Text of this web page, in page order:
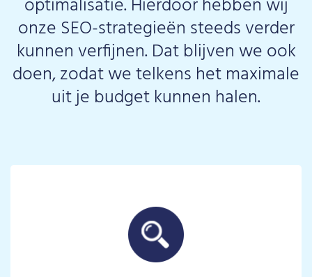
optimalisatie. Hierdoor hebben wij
onze SEO-strategieën steeds verder
kunnen verfijnen. Dat blijven we ook
doen, zodat we telkens het maximale
uit je budget kunnen halen.